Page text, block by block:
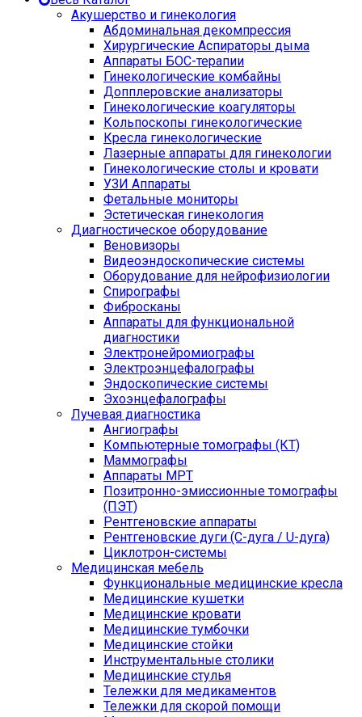
Акушерство и гинекология
Абдоминальная декомпрессия
Хирургические Аспираторы дыма
Аппараты БОС-терапии
Гинекологические комбайны
Допплеровские анализаторы
Гинекологические коагуляторы
Кольпоскопы гинекологические
Кресла гинекологические
Лазерные аппараты для гинекологии
Гинекологические столы и кровати
УЗИ Аппараты
Фетальные мониторы
Эстетическая гинекология
Диагностическое оборудование
Веновизоры
Видеоэндоскопические системы
Оборудование для нейрофизиологии
Спирографы
Фибросканы
Аппараты для функциональной
диагностики
Электронейромиографы
Электроэнцефалографы
Эндоскопические системы
Эхоэнцефалографы
Лучевая диагностика
Ангиографы
Компьютерные томографы (КТ)
Маммографы
Аппараты МРТ
Позитронно-эмиссионные томографы
(ПЭТ)
Рентгеновские аппараты
Рентгеновские дуги (С-дуга / U-дуга)
Циклотрон-системы
Медицинская мебель
Функциональные медицинские кресла
Медицинские кушетки
Медицинские кровати
Медицинские тумбочки
Медицинские стойки
Инструментальные столики
Медицинские стулья
Тележки для медикаментов
Тележки для скорой помощи